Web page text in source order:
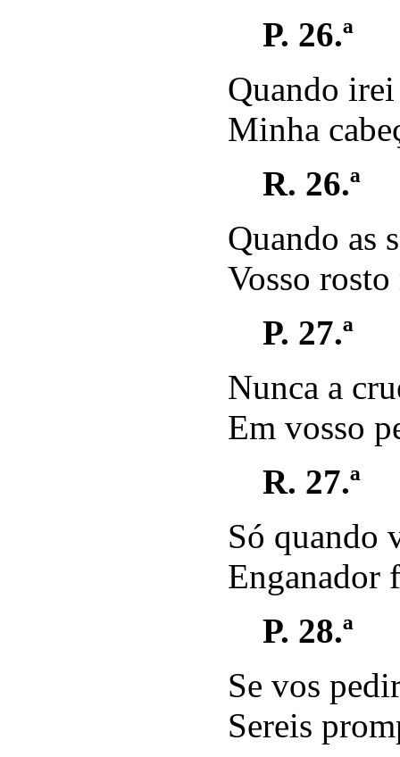
P. 26.ª
Quando
Minha
R. 26.ª
Quando as
Vosso
P. 27.ª
Nunca a
Em vosso
R. 27.ª
Só quando
Enganador
P. 28.ª
Se vos
Sereis